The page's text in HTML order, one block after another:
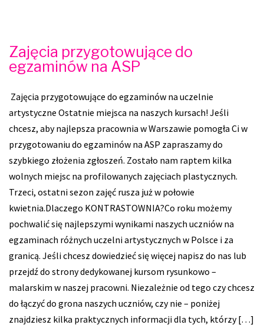
Zajęcia przygotowujące do
egzaminów na ASP
Zajęcia przygotowujące do egzaminów na uczelnie
artystyczne Ostatnie miejsca na naszych kursach! Jeśli
chcesz, aby najlepsza pracownia w Warszawie pomogła Ci w
przygotowaniu do egzaminów na ASP zapraszamy do
szybkiego złożenia zgłoszeń. Zostało nam raptem kilka
wolnych miejsc na profilowanych zajęciach plastycznych.
Trzeci, ostatni sezon zajęć rusza już w połowie
kwietnia.Dlaczego KONTRASTOWNIA?Co roku możemy
pochwalić się najlepszymi wynikami naszych uczniów na
egzaminach różnych uczelni artystycznych w Polsce i za
granicą. Jeśli chcesz dowiedzieć się więcej napisz do nas lub
przejdź do strony dedykowanej kursom rysunkowo –
malarskim w naszej pracowni. Niezależnie od tego czy chcesz
do łączyć do grona naszych uczniów, czy nie – poniżej
znajdziesz kilka praktycznych informacji dla tych, którzy […]